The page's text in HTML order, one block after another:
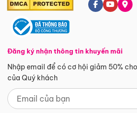
Đăng ký nhận thông tin khuyến mãi
Nhập email để có cơ hội giảm 50%
của Quý khách